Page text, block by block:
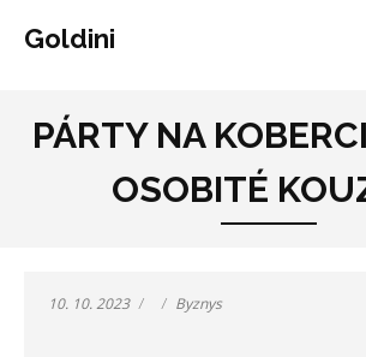
Goldini
PÁRTY NA
OSOBITÉ
10. 10. 2023 Byznys